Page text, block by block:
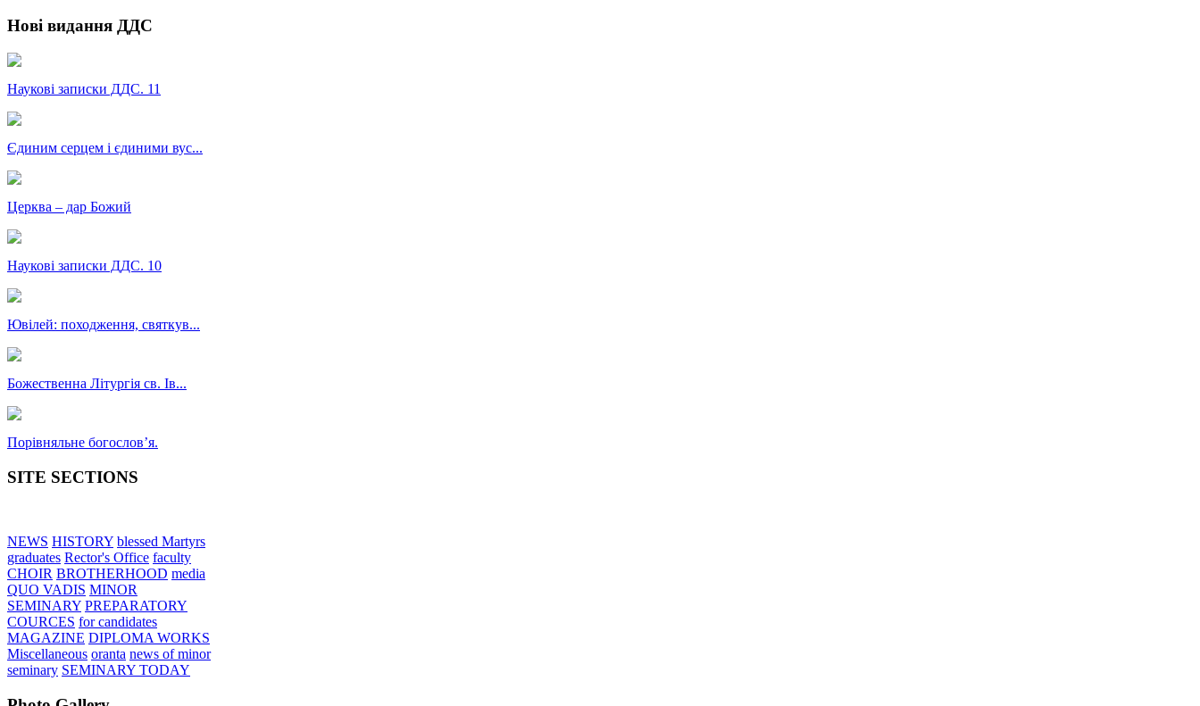
Нові видання ДДС
Наукові записки ДДС. 11
Єдиним серцем і єдиними вус...
Церква – дар Божий
Наукові записки ДДС. 10
Ювілей: походження, святкув...
Божественна Літургія св. Ів...
Порівняльне богословʼя.
SITE SECTIONS
NEWS HISTORY blessed Martyrs
graduates Rector's Office faculty
CHOIR BROTHERHOOD media
QUO VADIS MINOR
SEMINARY PREPARATORY
COURCES for candidates
MAGAZINE DIPLOMA WORKS
Miscellaneous oranta news of minor
seminary SEMINARY TODAY